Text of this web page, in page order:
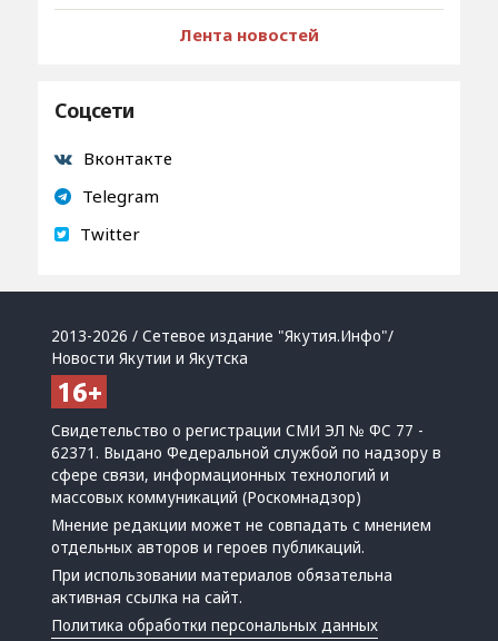
Лента новостей
Соцсети
Вконтакте
Telegram
Twitter
2013-2026 / Сетевое издание "Якутия.Инфо"/
Новости Якутии и Якутска
Свидетельство о регистрации СМИ ЭЛ № ФС 77 -
62371. Выдано Федеральной службой по надзору в
сфере связи, информационных технологий и
массовых коммуникаций (Роскомнадзор)
Мнение редакции может не совпадать с мнением
отдельных авторов и героев публикаций.
При использовании материалов обязательна
активная ссылка на сайт.
Политика обработки персональных данных